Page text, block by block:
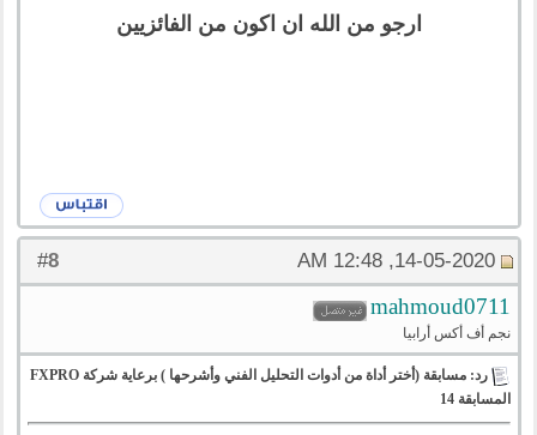
ارجو من الله ان اكون من الفائزيين
#
8 14-05-2020, 12:48 AM
mahmoud0711
نجم أف أكس أرابيا
رد: مسابقة (أختر أداة من أدوات التحليل الفني وأشرحها ) برعاية شركة FXPRO
المسابقة 14